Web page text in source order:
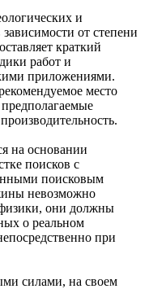
и
от степени
краткий
работ и
приложениями.
место
на основании
поисков с
поисковым
невозможно
они должны
о реальном
при
силами, на своем